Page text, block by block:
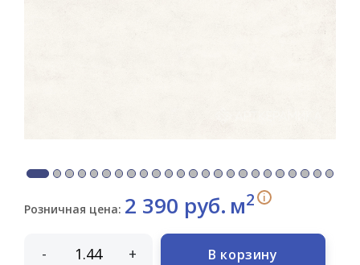
Розничная цена: 2 390 руб. м2 i
- + В корзину